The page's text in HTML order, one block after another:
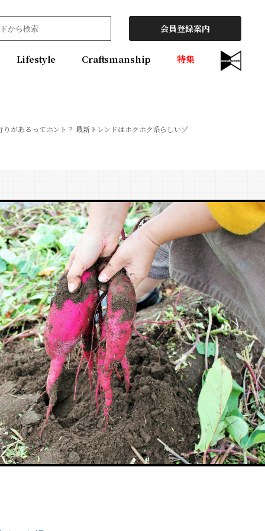
会員登録案内
Lifestyle Craftsmanship 特集
りがあるってホント？ 最新トレンドはホクホク系らしいゾ